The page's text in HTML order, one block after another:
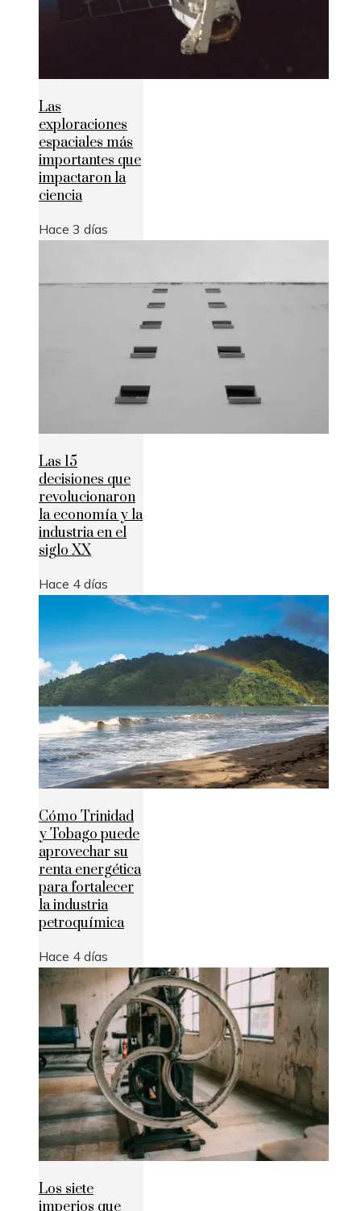
Las
exploraciones
espaciales más
importantes que
impactaron la
ciencia
Hace 3 días
Las 15
decisiones que
revolucionaron
la economía y la
industria en el
siglo XX
Hace 4 días
Cómo Trinidad
y Tobago puede
aprovechar su
renta energética
para fortalecer
la industria
petroquímica
Hace 4 días
Los siete
imperios que